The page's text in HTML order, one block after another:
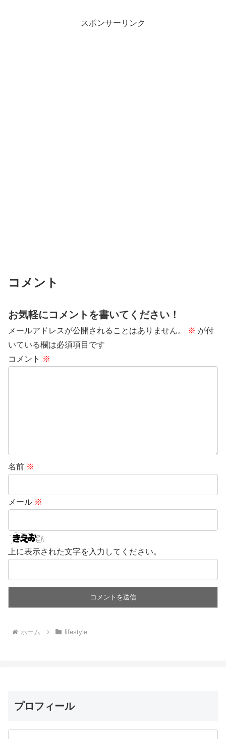
を解消し、正しく再開を待ちましスポンサーリンク
コメント
お気軽にコメントを書いてください！
メールアドレスが公開されることはありません。 ※ が付
いている欄は必須項目です
コメント ※
名前 ※
メール ※
上に表示された文字を入力してください。
ホーム lifestyle
プロフィール